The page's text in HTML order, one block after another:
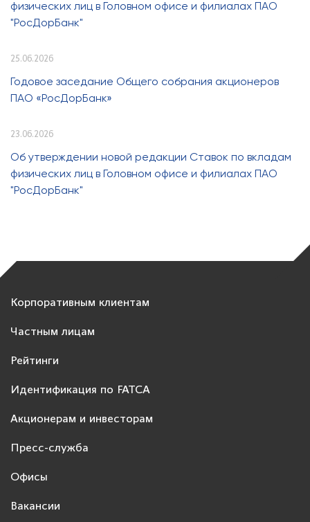
физических лиц в Головном офисе и филиалах ПАО
"РосДорБанк"
25.06.2026
Годовое заседание Общего собрания акционеров
ПАО «РосДорБанк»
23.06.2026
Об утверждении новой редакции Ставок по вкладам
физических лиц в Головном офисе и филиалах ПАО
"РосДорБанк"
Корпоративным клиентам
Частным лицам
Рейтинги
Идентификация по FATCA
Акционерам и инвесторам
Пресс-служба
Офисы
Вакансии